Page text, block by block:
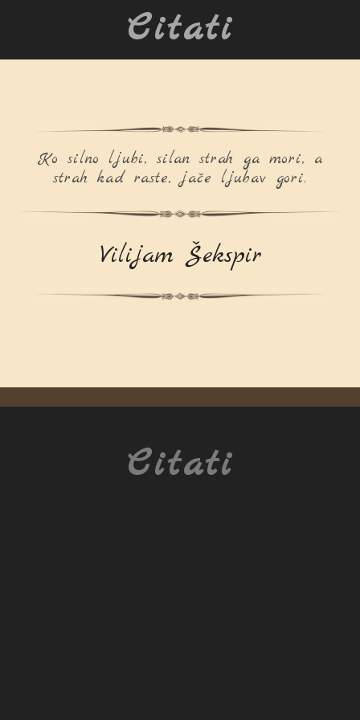
Citati
Ko silno ljubi, silan strah ga mori, a
strah kad raste, jače ljubav gori.
Vilijam Šekspir
Citati